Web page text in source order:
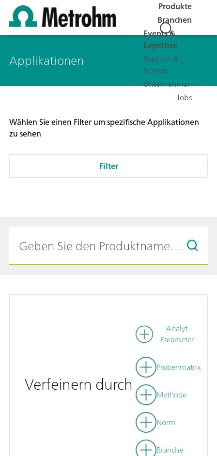
Produkte
Branchen
Events &
Expertise
Support &
Service
Unternehmen
Jobs
Applikationen
Wählen Sie einen Filter um spezifische Applikationen
zu sehen
Filter
Verfeinern durch
Analyt
Parameter
Probenmatrix
Methode
Norm
Branche